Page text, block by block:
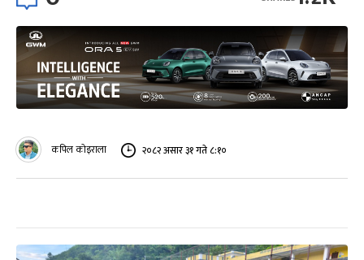
कपिल कोइराला २०८२ असार ३१ गते ८:१०